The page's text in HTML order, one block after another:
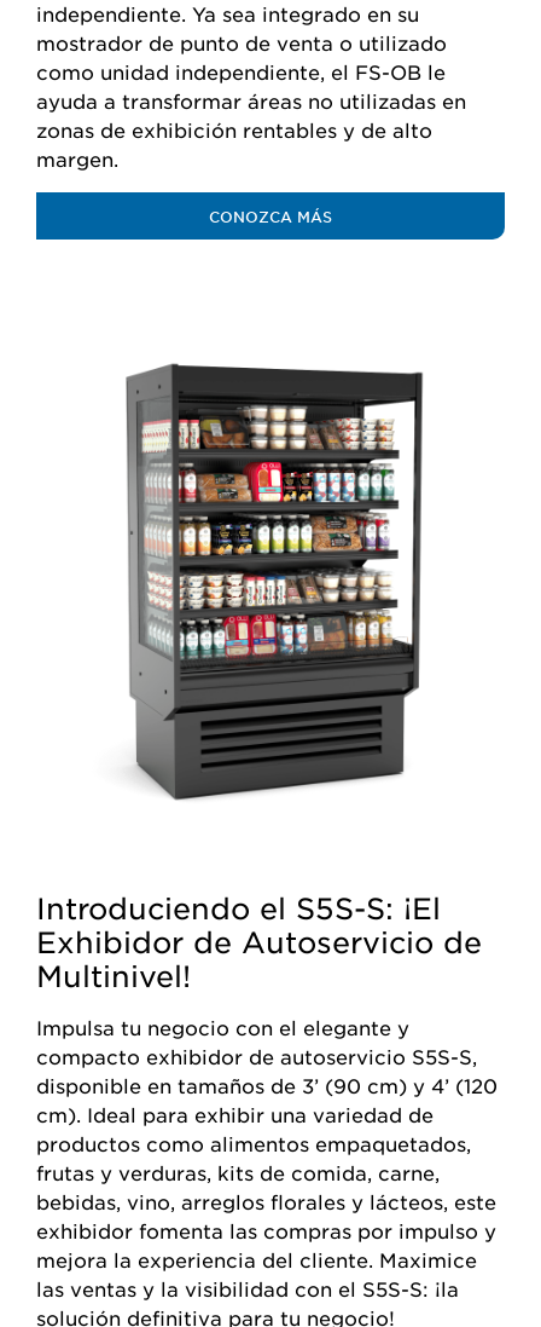
independiente. Ya sea integrado en su
mostrador de punto de venta o utilizado
como unidad independiente, el FS-OB le
ayuda a transformar áreas no utilizadas en
zonas de exhibición rentables y de alto
margen.
CONOZCA MÁS
Introduciendo el S5S-S: ¡El
Exhibidor de Autoservicio de
Multinivel!
Impulsa tu negocio con el elegante y
compacto exhibidor de autoservicio S5S-S,
disponible en tamaños de 3’ (90 cm) y 4’ (120
cm). Ideal para exhibir una variedad de
productos como alimentos empaquetados,
frutas y verduras, kits de comida, carne,
bebidas, vino, arreglos florales y lácteos, este
exhibidor fomenta las compras por impulso y
mejora la experiencia del cliente. Maximice
las ventas y la visibilidad con el S5S-S: ¡la
solución definitiva para tu negocio!